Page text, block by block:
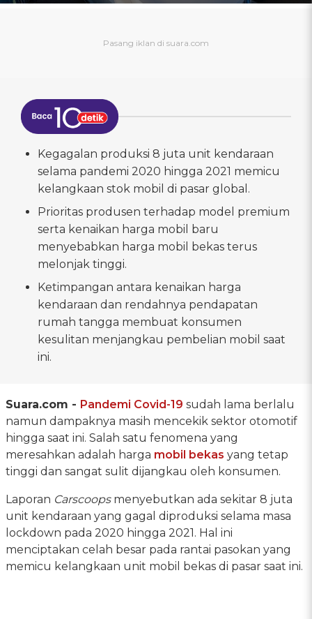
Kegagalan produksi 8 juta unit kendaraan
selama pandemi 2020 hingga 2021 memicu
kelangkaan stok mobil di pasar global.
Prioritas produsen terhadap model premium
serta kenaikan harga mobil baru
menyebabkan harga mobil bekas terus
melonjak tinggi.
Ketimpangan antara kenaikan harga
kendaraan dan rendahnya pendapatan
rumah tangga membuat konsumen
kesulitan menjangkau pembelian mobil saat
ini.
Suara.com - Pandemi Covid-19 sudah lama berlalu
namun dampaknya masih mencekik sektor otomotif
hingga saat ini. Salah satu fenomena yang
meresahkan adalah harga mobil bekas yang tetap
tinggi dan sangat sulit dijangkau oleh konsumen.
Laporan Carscoopsmenyebutkan ada sekitar 8 juta
unit kendaraan yang gagal diproduksi selama masa
lockdown pada 2020 hingga 2021. Hal ini
menciptakan celah besar pada rantai pasokan yang
memicu kelangkaan unit mobil bekas di pasar saat ini.